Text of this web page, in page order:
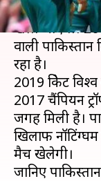
ICC 2019
खेला जाएगा।
वाली
रहा है।
2019 क्रिकेट
2017 चैंपियन
जगह मिली है।
खिलाफ
मैच खेलेगी।